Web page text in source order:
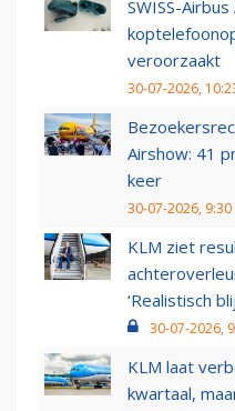
SWISS-
veroorzaakt
30-07-2026,
Airshow: 41
keer
30-07-2026, 9:30
KLM ziet
‘Realistisch
30-07-2026,
KLM laat
kwartaal,